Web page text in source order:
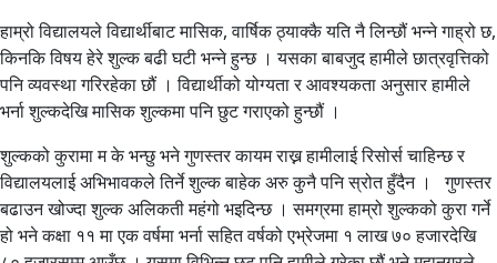
हाम्रो विद्यालयले विद्यार्थीबाट मासिक, वार्षिक ठ्याक्कै यति नै लिन्छौं भन्ने गाह्रो छ,
किनकि विषय हेरे शुल्क बढी घटी भन्ने हुन्छ । यसका बाबजुद हामीले छात्रवृत्तिको
पनि व्यवस्था गरिरहेका छौं । विद्यार्थीको योग्यता र आवश्यकता अनुसार हामीले
भर्ना शुल्कदेखि मासिक शुल्कमा पनि छुट गराएको हुन्छौं ।
शुल्कको कुरामा म के भन्छु भने गुणस्तर कायम राख्न हामीलाई रिसोर्स चाहिन्छ र
विद्यालयलाई अभिभावकले तिर्ने शुल्क बाहेक अरु कुनै पनि स्रोत हुँदैन । गुणस्तर
बढाउन खोज्दा शुल्क अलिकती महंगो भइदिन्छ । समग्रमा हाम्रो शुल्कको कुरा गर्ने
हो भने कक्षा ११ मा एक वर्षमा भर्ना सहित वर्षको एभ्रेजमा १ लाख ७० हजारदेखि